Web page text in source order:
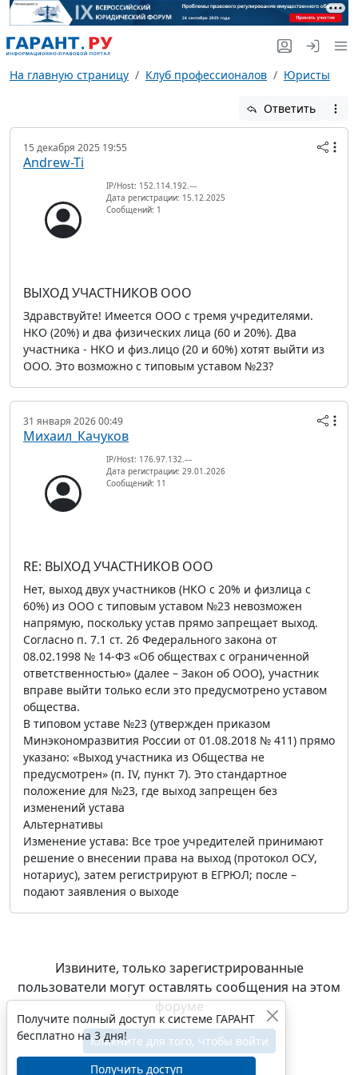
На главную страницу Клуб профессионалов Юристы
Ответить
15 декабря 2025 19:55
Andrew-Ti
IP/Host: 152.114.192.---
Дата регистрации: 15.12.2025
Сообщений: 1
ВЫХОД УЧАСТНИКОВ ООО
Здравствуйте! Имеется ООО с тремя учредителями.
НКО (20%) и два физических лица (60 и 20%). Два
участника - НКО и физ.лицо (20 и 60%) хотят выйти из
ООО. Это возможно с типовым уставом №23?
31 января 2026 00:49
Михаил_Качуков
IP/Host: 176.97.132.---
Дата регистрации: 29.01.2026
Сообщений: 11
RE: ВЫХОД УЧАСТНИКОВ ООО
Нет, выход двух участников (НКО с 20% и физлица с
60%) из ООО с типовым уставом №23 невозможен
напрямую, поскольку устав прямо запрещает выход.
Согласно п. 7.1 ст. 26 Федерального закона от
08.02.1998 № 14-ФЗ «Об обществах с ограниченной
ответственностью» (далее – Закон об ООО), участник
вправе выйти только если это предусмотрено уставом
общества.
В типовом уставе №23 (утвержден приказом
Минэкономразвития России от 01.08.2018 № 411) прямо
указано: «Выход участника из Общества не
предусмотрен» (п. IV, пункт 7). Это стандартное
положение для №23, где выход запрещен без
изменений устава
Альтернативы
Изменение устава: Все трое учредителей принимают
решение о внесении права на выход (протокол ОСУ,
нотариус), затем регистрируют в ЕГРЮЛ; после –
подают заявления о выходе
Извините, только зарегистрированные
пользователи могут оставлять сообщения на этом
форуме
Кликните для того, чтобы войти
Получите полный доступ к системе ГАРАНТ
бесплатно на 3 дня!
Получить доступ